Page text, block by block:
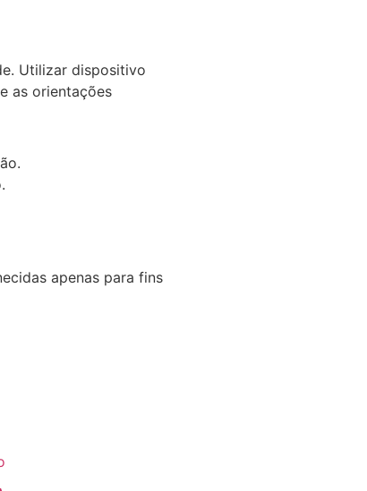
Utilizar dispositivo
as orientações
apenas para fins